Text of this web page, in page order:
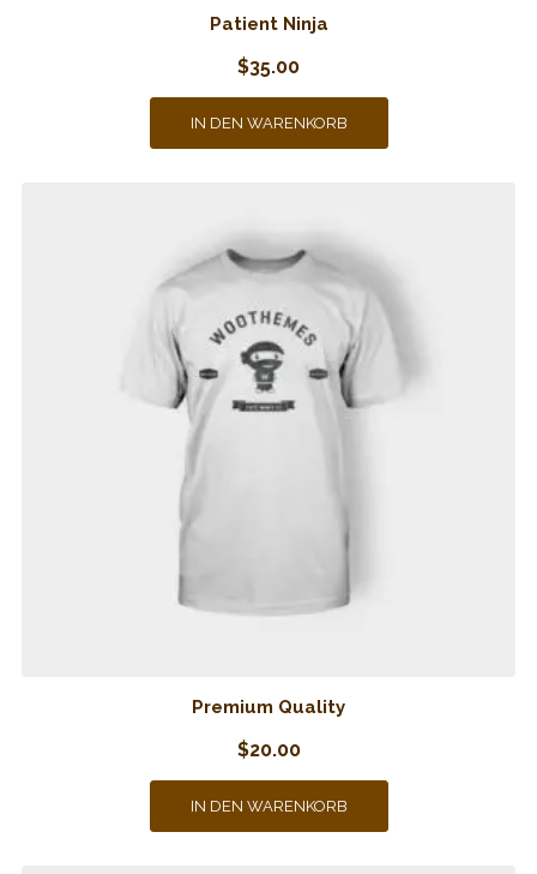
Patient Ninja
$35.00
IN DEN WARENKORB
Premium Quality
$20.00
IN DEN WARENKORB